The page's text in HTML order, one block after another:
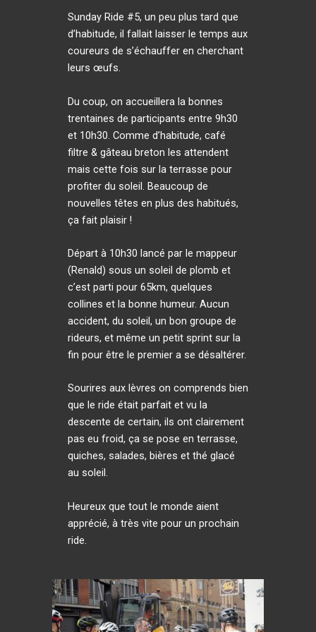
Sunday Ride #5, un peu plus tard que
d’habitude, il fallait laisser le temps aux
coureurs de s’échauffer en cherchant
leurs œufs.
Du coup, on accueillera la bonnes
trentaines de participants entre 9h30
et 10h30. Comme d’habitude, café
filtre & gâteau breton les attendent
mais cette fois sur la terrasse pour
profiter du soleil. Beaucoup de
nouvelles têtes en plus des habitués,
ça fait plaisir !
Départ à 10h30 lancé par le mappeur
(Renald) sous un soleil de plomb et
c’est parti pour 65km, quelques
collines et la bonne humeur. Aucun
accident, du soleil, un bon groupe de
rideurs, et même un petit sprint sur la
fin pour être le premier a se désaltérer.
Sourires aux lèvres on comprends bien
que le ride était parfait et vu la
descente de certain, ils ont clairement
pas eu froid, ça se pose en terrasse,
quiches, salades, bières et thé glacé
au soleil.
Heureux que tout le monde aient
apprécié, à très vite pour un prochain
ride.